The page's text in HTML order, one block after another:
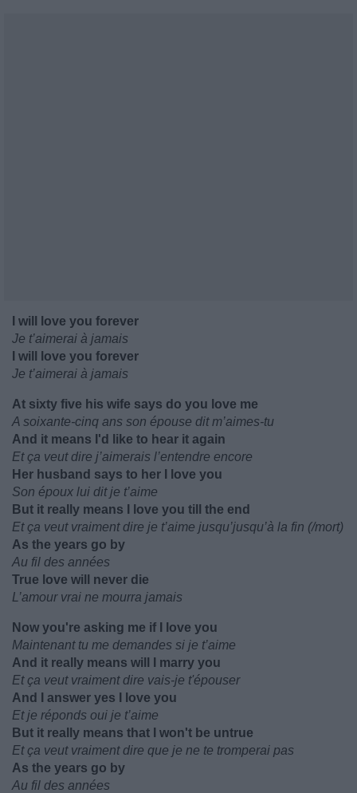
I will love you forever
Je t’aimerai à jamais
I will love you forever
Je t’aimerai à jamais
At sixty five his wife says do you love me
A soixante-cinq ans son épouse dit m’aimes-tu
And it means I'd like to hear it again
Et ça veut dire j’aimerais l’entendre encore
Her husband says to her I love you
Son époux lui dit je t’aime
But it really means I love you till the end
Et ça veut vraiment dire je t’aime jusqu’jusqu’à la fin (/mort)
As the years go by
Au fil des années
True love will never die
L’amour vrai ne mourra jamais
Now you're asking me if I love you
Maintenant tu me demandes si je t’aime
And it really means will I marry you
Et ça veut vraiment dire vais-je t'épouser
And I answer yes I love you
Et je réponds oui je t’aime
But it really means that I won't be untrue
Et ça veut vraiment dire que je ne te tromperai pas
As the years go by
Au fil des années